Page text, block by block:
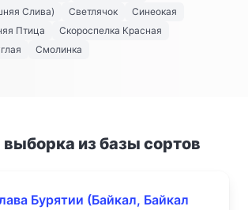
Слива)
Светлячок
Синеокая
Птица
Скороспелка Красная
Смолинка
из базы сортов
Бурятии (Байкал, Байкал